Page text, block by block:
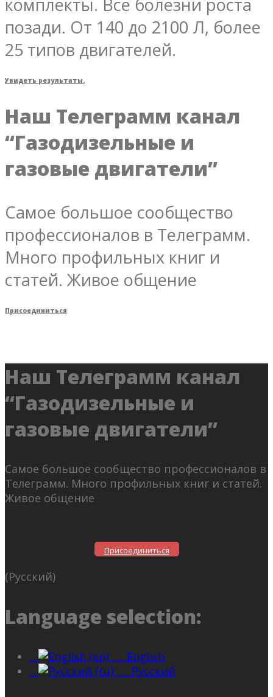
комплекты. Все болезни роста
позади. От 140 до 2100 Л, более
25 типов двигателей.
Увидеть результаты.
Наш Телеграмм канал
“Газодизельные и
газовые двигатели”
Самое большое сообщество
профессионалов в Телеграмм.
Много профильных книг и
статей. Живое общение
Присоединиться
Наш Телеграмм канал
“Газодизельные и
газовые двигатели”
Самое большое сообщество профессионалов в
Телеграмм. Много профильных книг и статей.
Живое общение
Присоединиться
(Русский)
Language selection:
English
Русский